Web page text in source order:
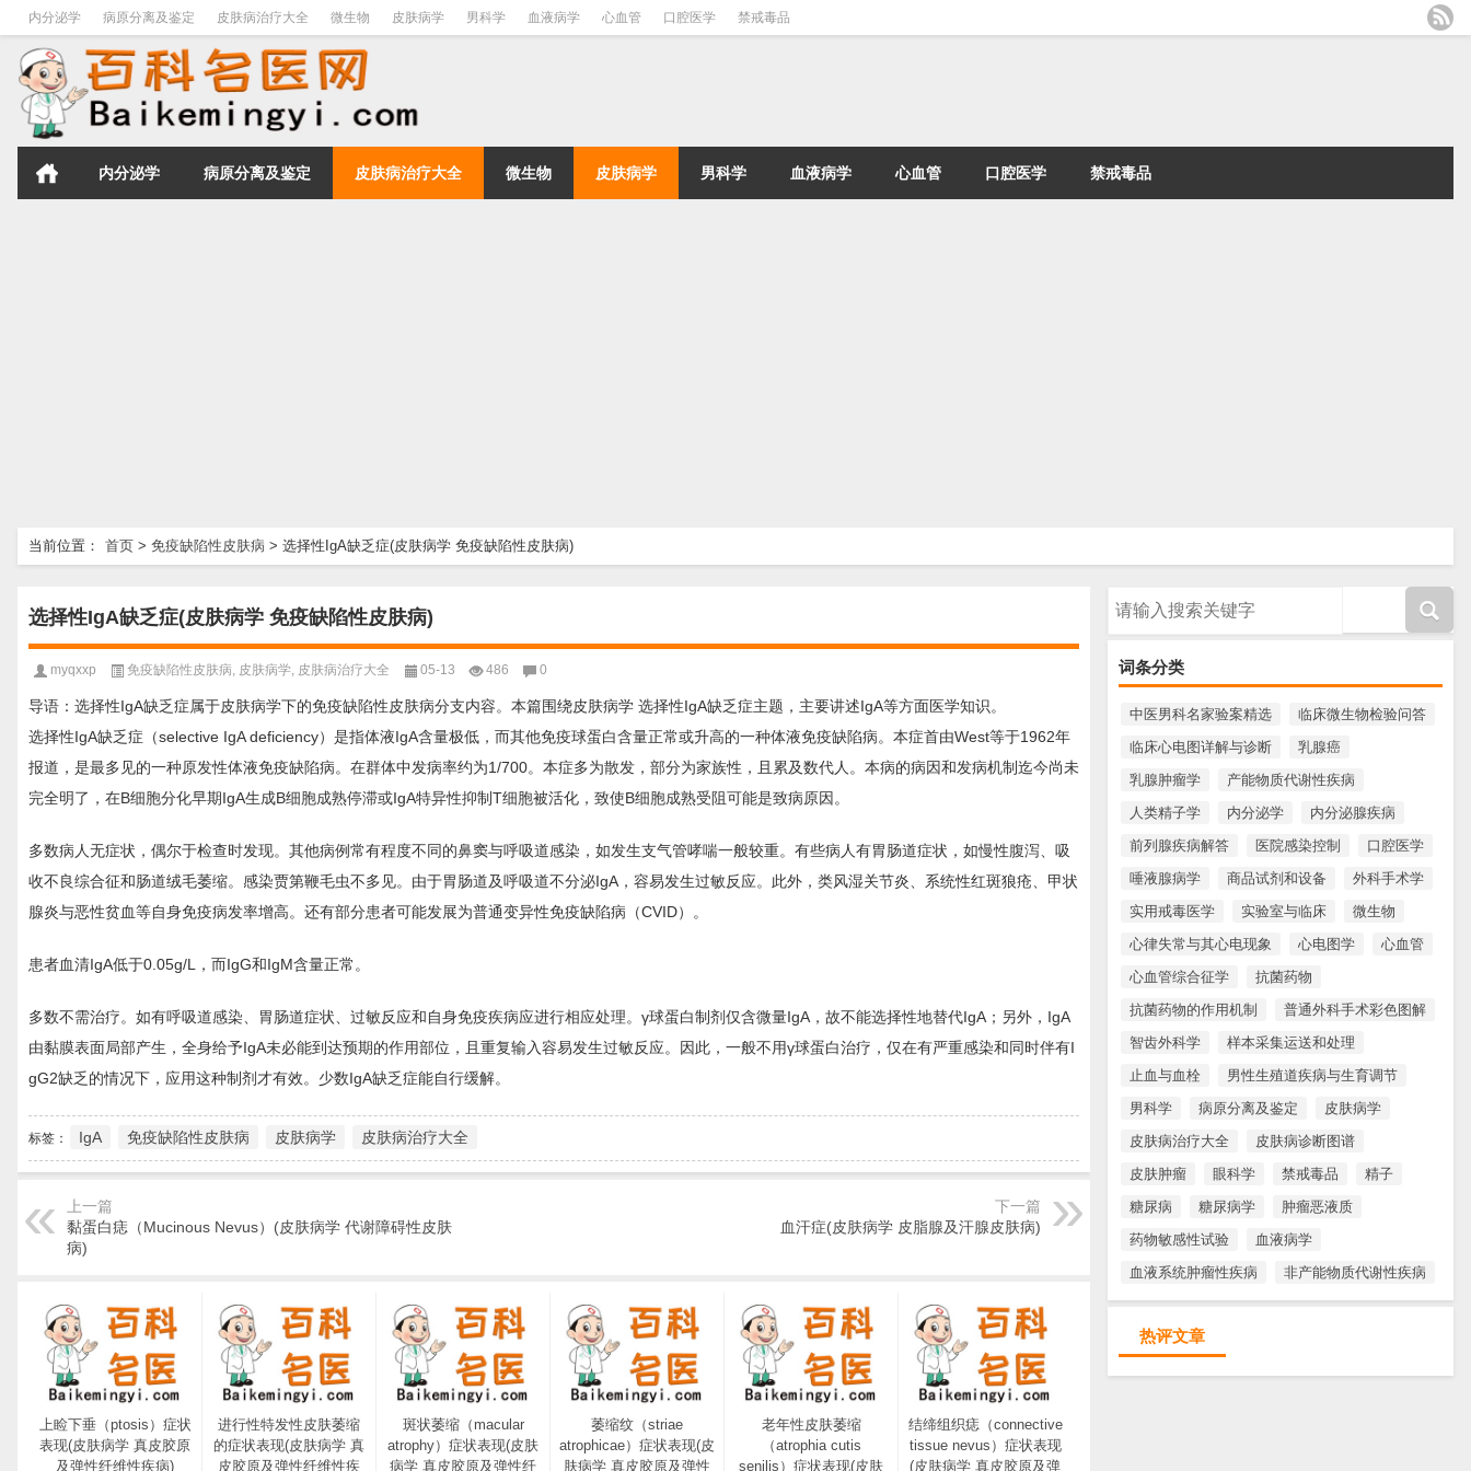
内分泌学 病原分离及鉴定 皮肤病治疗大全 微生物 皮肤病学 男科学 血液病学 心血管 口腔医学 禁戒毒品
内分泌学 病原分离及鉴定 皮肤病治疗大全 微生物 皮肤病学 男科学 血液病学 心血管 口腔医学 禁戒毒品
当前位置： 首页 > 免疫缺陷性皮肤病 > 选择性IgA缺乏症(皮肤病学 免疫缺陷性皮肤病)
词条分类
中医男科名家验案精选
临床微生物检验问答
临床心电图详解与诊断
乳腺癌
乳腺肿瘤学
产能物质代谢性疾病
人类精子学
内分泌学
内分泌腺疾病
前列腺疾病解答
医院感染控制
口腔医学
唾液腺病学
商品试剂和设备
外科手术学
实用戒毒医学
实验室与临床
微生物
心律失常与其心电现象
心电图学
心血管
心血管综合征学
抗菌药物
抗菌药物的作用机制
普通外科手术彩色图解
智齿外科学
样本采集运送和处理
止血与血栓
男性生殖道疾病与生育调节
男科学
病原分离及鉴定
皮肤病学
皮肤病治疗大全
皮肤病诊断图谱
皮肤肿瘤
眼科学 禁戒毒品
精子
糖尿病
糖尿病学
肿瘤恶液质
药物敏感性试验
血液病学
血液系统肿瘤性疾病
非产能物质代谢性疾病
热评文章
选择性IgA缺乏症(皮肤病学 免疫缺陷性皮肤病)
myqxxp 免疫缺陷性皮肤病, 皮肤病学, 皮肤病治疗大全 05-13 486 0
导语：选择性IgA缺乏症属于皮肤病学下的免疫缺陷性皮肤病分支内容。本篇围绕皮肤病学 选择性IgA缺乏症主题，主要讲述IgA等方面医学知识。
选择性IgA缺乏症（selective IgA deficiency）是指体液IgA含量极低，而其他免疫球蛋白含量正常或升高的一种体液免疫缺陷病。本症首由West等于1962年
报道，是最多见的一种原发性体液免疫缺陷病。在群体中发病率约为1/700。本症多为散发，部分为家族性，且累及数代人。本病的病因和发病机制迄今尚未
完全明了，在B细胞分化早期IgA生成B细胞成熟停滞或IgA特异性抑制T细胞被活化，致使B细胞成熟受阻可能是致病原因。
多数病人无症状，偶尔于检查时发现。其他病例常有程度不同的鼻窦与呼吸道感染，如发生支气管哮喘一般较重。有些病人有胃肠道症状，如慢性腹泻、吸
收不良综合征和肠道绒毛萎缩。感染贾第鞭毛虫不多见。由于胃肠道及呼吸道不分泌IgA，容易发生过敏反应。此外，类风湿关节炎、系统性红斑狼疮、甲状
腺炎与恶性贫血等自身免疫病发率增高。还有部分患者可能发展为普通变异性免疫缺陷病（CVID）。
患者血清IgA低于0.05g/L，而IgG和IgM含量正常。
多数不需治疗。如有呼吸道感染、胃肠道症状、过敏反应和自身免疫疾病应进行相应处理。γ球蛋白制剂仅含微量IgA，故不能选择性地替代IgA；另外，IgA
由黏膜表面局部产生，全身给予IgA未必能到达预期的作用部位，且重复输入容易发生过敏反应。因此，一般不用γ球蛋白治疗，仅在有严重感染和同时伴有I
gG2缺乏的情况下，应用这种制剂才有效。少数IgA缺乏症能自行缓解。
标签： IgA 免疫缺陷性皮肤病 皮肤病学 皮肤病治疗大全
上一篇
黏蛋白痣（Mucinous Nevus）(皮肤病学 代谢障碍性皮肤
病)
下一篇
血汗症(皮肤病学 皮脂腺及汗腺皮肤病)
上睑下垂（ptosis）症状
表现(皮肤病学 真皮胶原
及弹性纤维性疾病)
进行性特发性皮肤萎缩
的症状表现(皮肤病学 真
皮胶原及弹性纤维性疾
斑状萎缩（macular
atrophy）症状表现(皮肤
病学 真皮胶原及弹性纤
萎缩纹（striae
atrophicae）症状表现(皮
肤病学 真皮胶原及弹性
老年性皮肤萎缩
（atrophia cutis
senilis）症状表现(皮肤
结缔组织痣（connective
tissue nevus）症状表现
(皮肤病学 真皮胶原及弹